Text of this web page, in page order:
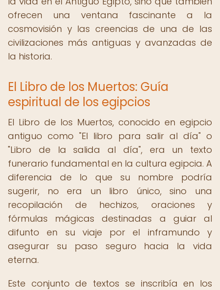
ofrecen una ventana fascinante a la
cosmovisión y las creencias de una de las
civilizaciones más antiguas y avanzadas de
la historia.
El Libro de los Muertos: Guía
espiritual de los egipcios
El Libro de los Muertos, conocido en egipcio
antiguo como "El libro para salir al día" o
"Libro de la salida al día", era un texto
funerario fundamental en la cultura egipcia. A
diferencia de lo que su nombre podría
sugerir, no era un libro único, sino una
recopilación de hechizos, oraciones y
fórmulas mágicas destinadas a guiar al
difunto en su viaje por el inframundo y
asegurar su paso seguro hacia la vida
eterna.
Este conjunto de textos se inscribía en los